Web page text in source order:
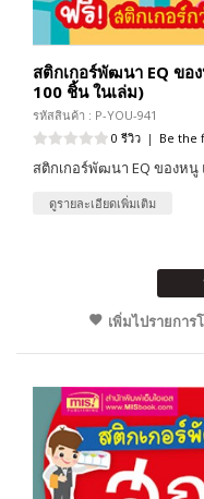
สติกเกอร์พัฒนา EQ ขอ
100 ชิ้น ในเล่ม)
รหัสสินค้า : P-YOU-941
0 รีวิว | Be the
สติกเกอร์พัฒนา EQ ของหนู
ดูรายละเอียดเพิ่มเติม
เพิ่มไปรายการ